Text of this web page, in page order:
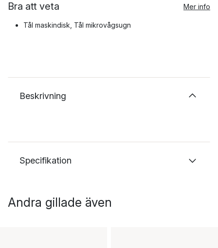
Bra att veta Mer info
Tål maskindisk, Tål mikrovågsugn
Beskrivning
Specifikation
Andra gillade även